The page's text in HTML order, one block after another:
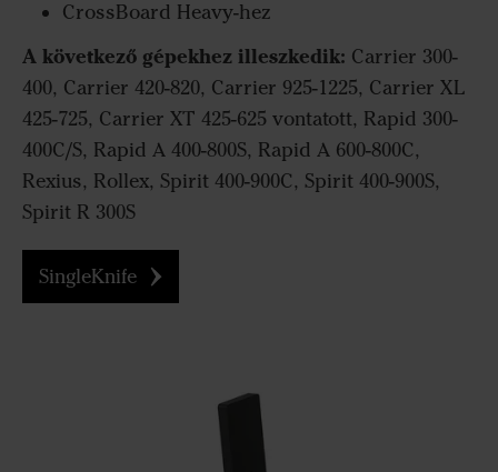
CrossBoard Heavy-hez
A következő gépekhez illeszkedik: Carrier 300-
400, Carrier 420-820, Carrier 925-1225, Carrier XL
425-725, Carrier XT 425-625 vontatott, Rapid 300-
400C/S, Rapid A 400-800S, Rapid A 600-800C,
Rexius, Rollex, Spirit 400-900C, Spirit 400-900S,
Spirit R 300S
SingleKnife